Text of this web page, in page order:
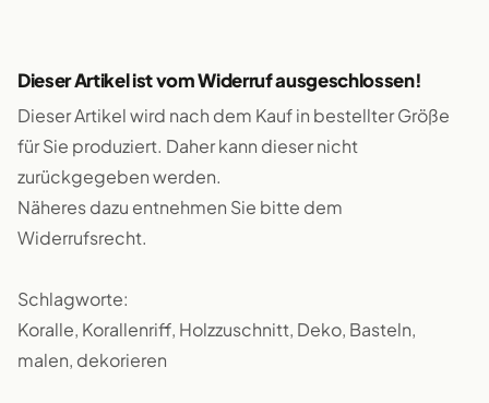
Dieser Artikel ist vom Widerruf ausgeschlossen!
Dieser Artikel wird nach dem Kauf in bestellter Größe
für Sie produziert. Daher kann dieser nicht
zurückgegeben werden.
Näheres dazu entnehmen Sie bitte dem
Widerrufsrecht.
Schlagworte:
Koralle, Korallenriff, Holzzuschnitt, Deko, Basteln,
malen, dekorieren